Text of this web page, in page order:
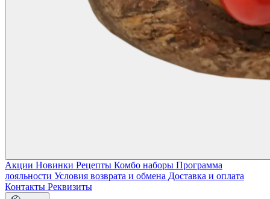
Акции Новинки Рецепты Комбо наборы Программа
лояльности Условия возврата и обмена Доставка и оплата
Контакты Реквизиты